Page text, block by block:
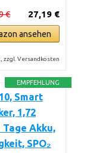
27,19 €
€
ansehen
zzgl. Versandkosten
EMPFEHLUNG
Smart
1,72
Tage Akku,
SPO₂